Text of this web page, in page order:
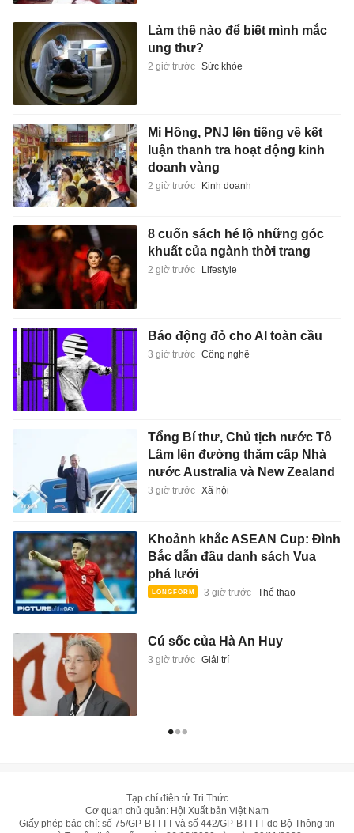
Làm thế nào để biết mình mắc
ung thư?
2 giờ trước Sức khỏe
Mi Hồng, PNJ lên tiếng về kết
luận thanh tra hoạt động kinh
doanh vàng
2 giờ trước Kinh doanh
8 cuốn sách hé lộ những góc
khuất của ngành thời trang
2 giờ trước Lifestyle
Báo động đỏ cho AI toàn cầu
3 giờ trước Công nghệ
Tổng Bí thư, Chủ tịch nước Tô
Lâm lên đường thăm cấp Nhà
nước Australia và New Zealand
3 giờ trước Xã hội
Khoảnh khắc ASEAN Cup: Đình
Bắc dẫn đầu danh sách Vua
phá lưới
3 giờ trước Thể thao
Cú sốc của Hà An Huy
3 giờ trước Giải trí
Tạp chí điện tử Tri Thức
Cơ quan chủ quản: Hội Xuất bản Việt Nam
Giấy phép báo chí: số 75/GP-BTTTT và số 442/GP-BTTTT do Bộ Thông tin